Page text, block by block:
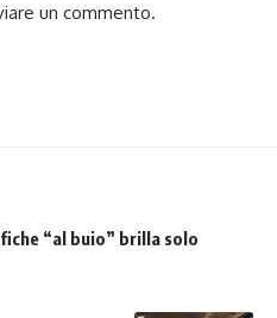
un commento.
“al buio” brilla solo